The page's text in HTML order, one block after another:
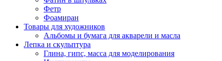
Фетр
Фоамиран
Товары для художников
Альбомы и бумага для акварели и масла
Лепка и скульптура
Глина, гипс, масса для моделирования